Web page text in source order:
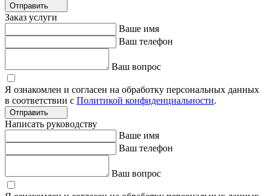
Отправить
Заказ услуги
Ваше имя
Ваш телефон
Ваш вопрос
Я ознакомлен и согласен на обработку персональных данных
в соответствии с Политикой конфиденциальности.
Отправить
Написать руководству
Ваше имя
Ваш телефон
Ваш вопрос